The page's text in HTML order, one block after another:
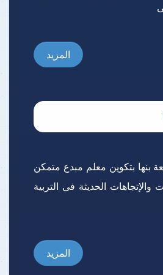
المزيد
بنها بتكوين معلم مبدع متمكن
الحديثة فى التربية
المزيد